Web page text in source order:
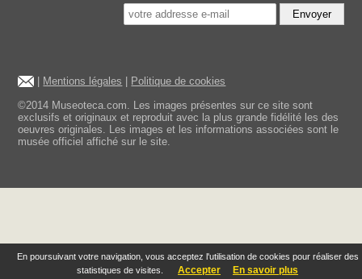
En poursuivant votre navigation, vous acceptez l'utilisation de cookies pour réaliser des
statistiques de visites.
Accepter En savoir plus
Envoyer
| Mentions légales | Politique de cookies
©2014 Museoteca.com. Les images présentes sur ce site sont
exclusifs et originaux et reproduit avec la plus grande fidélité les des
oeuvres originales. Les images et les informations associées sont le
musée officiel affiché sur le site.